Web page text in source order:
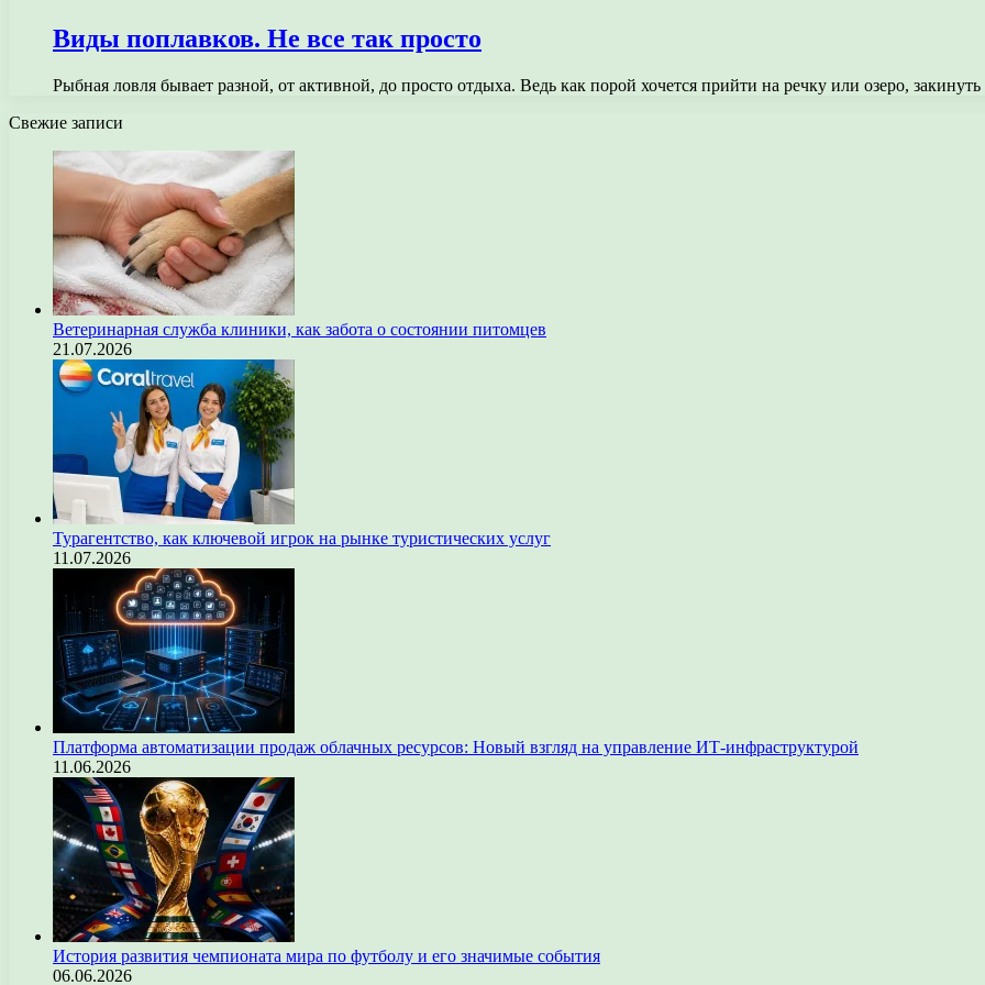
Виды поплавков. Не все так просто
Рыбная ловля бывает разной, от активной, до просто отдыха. Ведь как порой хочется прийти на речку или озеро,
Свежие записи
Ветеринарная служба клиники, как забота о состоянии питомцев
21.07.2026
Турагентство, как ключевой игрок на рынке туристических услуг
11.07.2026
Платформа автоматизации продаж облачных ресурсов: Новый взгляд на управление ИТ-инфраструктурой
11.06.2026
История развития чемпионата мира по футболу и его значимые события
06.06.2026